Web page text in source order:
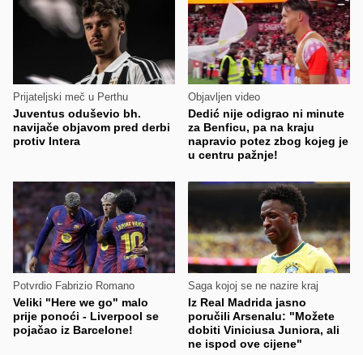
Prijateljski meč u Perthu
Juventus oduševio bh.
navijače objavom pred derbi
protiv Intera
Objavljen video
Dedić nije odigrao ni minute
za Benficu, pa na kraju
napravio potez zbog kojeg je
u centru pažnje!
Potvrdio Fabrizio Romano
Veliki "Here we go" malo
prije ponoći - Liverpool se
pojačao iz Barcelone!
Saga kojoj se ne nazire kraj
Iz Real Madrida jasno
poručili Arsenalu: "Možete
dobiti Viniciusa Juniora, ali
ne ispod ove cijene"